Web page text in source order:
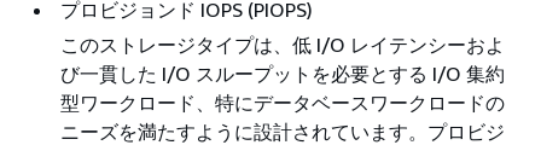
プロビジョンド IOPS (PIOPS)
このストレージタイプは、低 I/O レイテンシーおよ
び一貫した I/O スループットを必要とする I/O 集約
型ワークロード、特にデータベースワークロードの
ニーズを満たすように設計されています。プロビジ